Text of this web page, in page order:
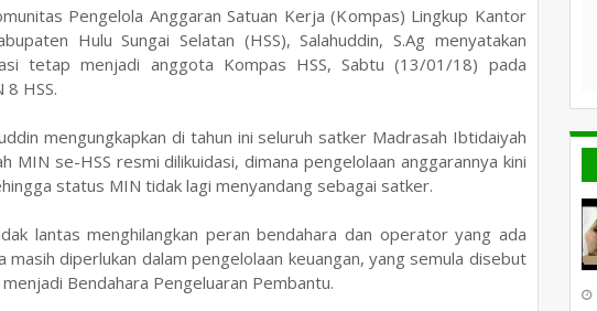
Pengelola Anggaran Satuan Kerja (Kompas) Lingkup Kantor
Hulu Sungai Selatan (HSS), Salahuddin, S.Ag menyatakan
tetap menjadi anggota Kompas HSS, Sabtu (13/01/18) pada
HSS.
mengungkapkan di tahun ini seluruh satker Madrasah Ibtidaiyah
MIN se-HSS resmidilikuidasi,dimana pengelolaan anggarannya kini
status MIN tidak lagi menyandang sebagai satker.
lantas menghilangkan peran bendahara dan operator yang ada
diperlukan dalam pengelolaan keuangan, yang semula disebut
Bendahara Pengeluaran Pembantu.